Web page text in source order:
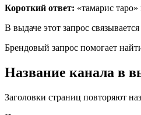
Короткий ответ: «тамарис
В выдаче этот запрос
Брендовый запрос помогает
Название канала в
Заголовки страниц повторяют